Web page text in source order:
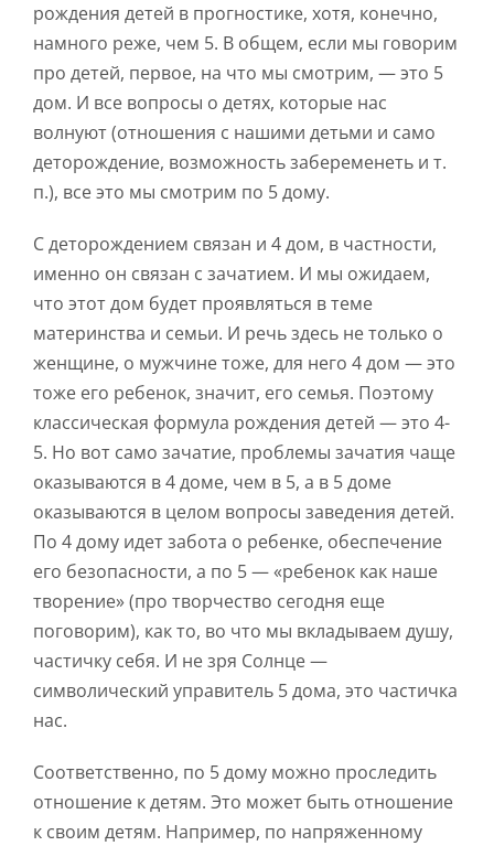
рождения детей в прогностике, хотя, конечно,
намного реже, чем 5. В общем, если мы говорим
про детей, первое, на что мы смотрим, — это 5
дом. И все вопросы о детях, которые нас
волнуют (отношения с нашими детьми и само
деторождение, возможность забеременеть и т.
п.), все это мы смотрим по 5 дому.
С деторождением связан и 4 дом, в частности,
именно он связан с зачатием. И мы ожидаем,
что этот дом будет проявляться в теме
материнства и семьи. И речь здесь не только о
женщине, о мужчине тоже, для него 4 дом — это
тоже его ребенок, значит, его семья. Поэтому
классическая формула рождения детей — это 4-
5. Но вот само зачатие, проблемы зачатия чаще
оказываются в 4 доме, чем в 5, а в 5 доме
оказываются в целом вопросы заведения детей.
По 4 дому идет забота о ребенке, обеспечение
его безопасности, а по 5 — «ребенок как наше
творение» (про творчество сегодня еще
поговорим), как то, во что мы вкладываем душу,
частичку себя. И не зря Солнце —
символический управитель 5 дома, это частичка
нас.
Соответственно, по 5 дому можно проследить
отношение к детям. Это может быть отношение
к своим детям. Например, по напряженному